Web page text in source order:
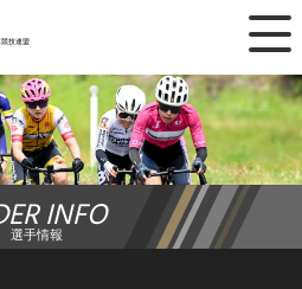
技連盟
×
ュース
ス日程
キング
INFO
選手情報